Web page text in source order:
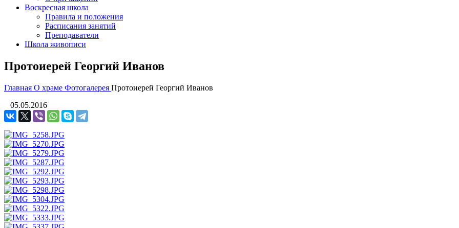
Воскресная школа
Правила и положения
Расписания занятий
Преподаватели
Школа живописи
Протоиерей Георгий Иванов
Главная О храме Фотогалерея Протоиерей Георгий Иванов
05.05.2016